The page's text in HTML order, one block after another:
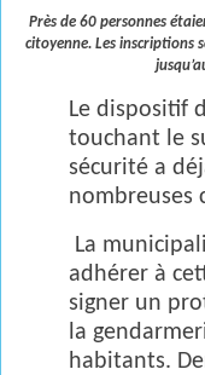
Près de 60 personnes
citoyenne. Les inscriptions
Le dispositif
touchant le
sécurité a
nombreuses
La
adhérer à
signer un
la
habitants.